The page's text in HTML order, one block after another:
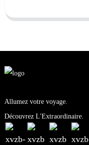
Allumez votre voyage.
Découvrez L'Extraordinaire.